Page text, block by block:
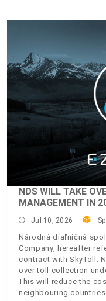
NDS WILL TAKE
MANAGEMENT IN
Jul 10, 2026
Národná diaľničná
Company, hereafter
contract with SkyToll.
over toll collection
This will reduce the
neighbouring countries.